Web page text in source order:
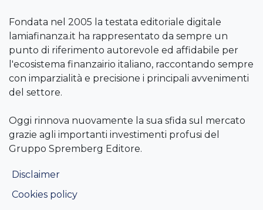
Fondata nel 2005 la testata editoriale digitale
lamiafinanza.it ha rappresentato da sempre un
punto di riferimento autorevole ed affidabile per
l'ecosistema finanzairio italiano, raccontando sempre
con imparzialità e precisione i principali avvenimenti
del settore.
Oggi rinnova nuovamente la sua sfida sul mercato
grazie agli importanti investimenti profusi del
Gruppo Spremberg Editore.
Disclaimer
Cookies policy